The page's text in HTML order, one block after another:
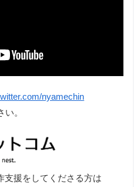
nyamechin
。
支援をしてくださる方は